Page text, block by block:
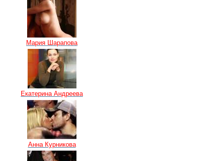
Мария Шарапова
Екатерина Андреева
Анна Курникова